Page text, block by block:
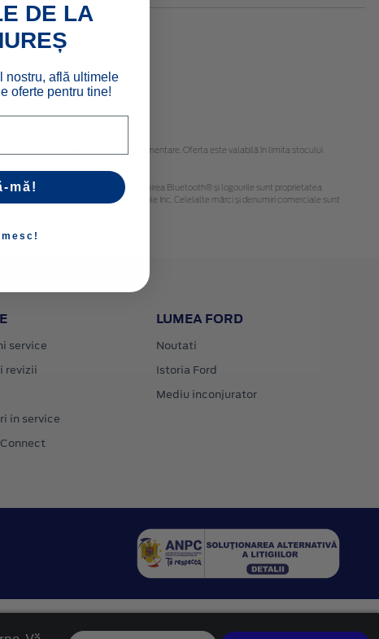
rețineți că pot fi necesare piese suplimentare. Oferta este valabilă în limita stocului
de la dealerul dvs. Ford. Denumirea Bluetooth® și logourile sunt proprietatea
și logourile sunt proprietatea Apple Inc. Celelalte mărci și denumiri comerciale sunt
service
revizii
in service
LUMEA FORD
Noutati
Istoria Ford
Mediu inconjurator
DE LA
nostru, află ultimele
oferte pentru tine!
mă!